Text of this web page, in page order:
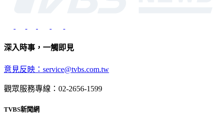
深入時事，一觸即見
意見反映：service@tvbs.com.tw
觀眾服務專線：02-2656-1599
TVBS新聞網